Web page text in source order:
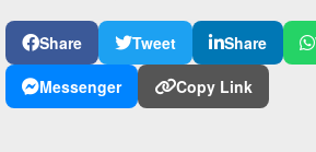
Share Tweet Share
Messenger
Copy Link